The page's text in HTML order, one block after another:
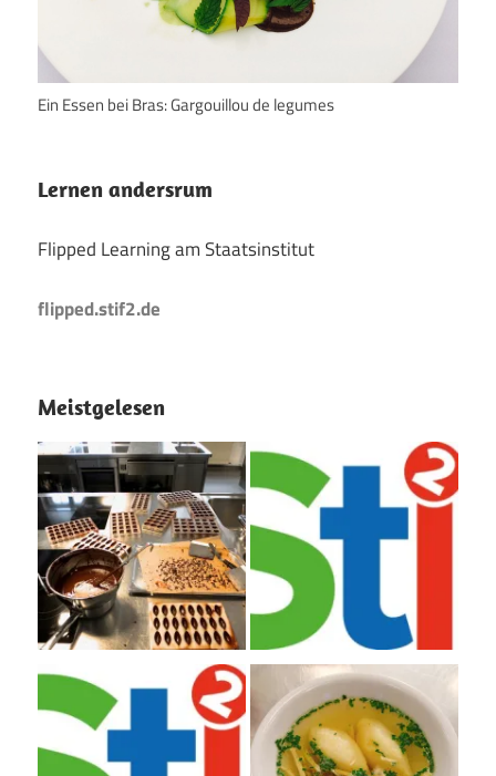
Ein Essen bei Bras: Gargouillou de legumes
Lernen andersrum
Flipped Learning am Staatsinstitut
flipped.stif2.de
Meistgelesen